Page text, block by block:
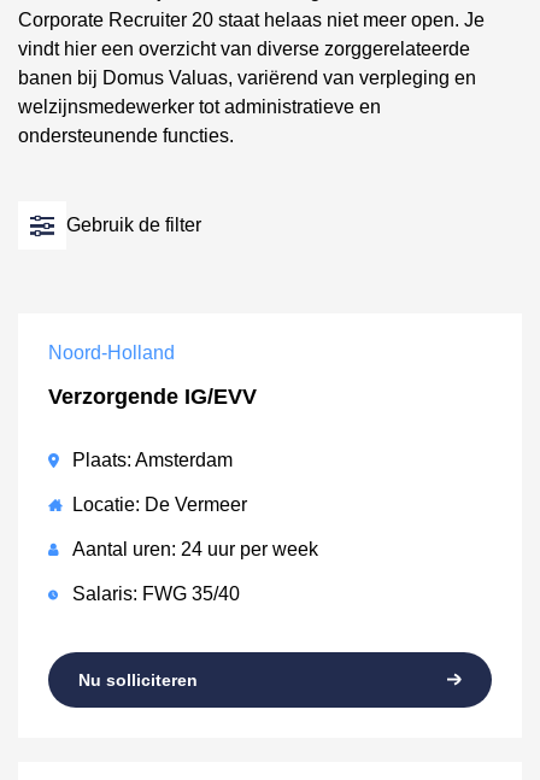
Corporate Recruiter 20 staat helaas niet meer open. Je
vindt hier een overzicht van diverse zorggerelateerde
banen bij Domus Valuas, variërend van verpleging en
welzijnsmedewerker tot administratieve en
ondersteunende functies.
Gebruik de filter
Noord-Holland
Verzorgende IG/EVV
Plaats: Amsterdam
Locatie: De Vermeer
Aantal uren: 24 uur per week
Salaris: FWG 35/40
Nu solliciteren